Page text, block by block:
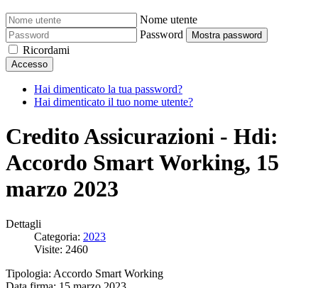
Nome utente
Password
Mostra password
Ricordami
Accesso
Hai dimenticato la tua password?
Hai dimenticato il tuo nome utente?
Credito Assicurazioni - Hdi:
Accordo Smart Working, 15
marzo 2023
Dettagli
Categoria: 2023
Visite: 2460
Tipologia: Accordo Smart Working